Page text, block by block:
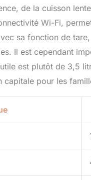
de la cuisson
Wi-Fi,
sa fonction de
Il est cependant
est plutôt de 3,5
capitale pour les